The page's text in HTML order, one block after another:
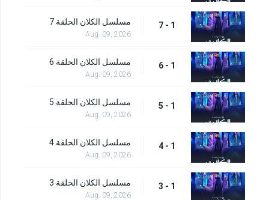
1 - 7 مسلسل الكلان الحلقة 7
Aug. 09, 2026
1 - 6 مسلسل الكلان الحلقة 6
Aug. 09, 2026
1 - 5 مسلسل الكلان الحلقة 5
Aug. 09, 2026
1 - 4 مسلسل الكلان الحلقة 4
Aug. 09, 2026
1 - 3 مسلسل الكلان الحلقة 3
Aug. 09, 2026